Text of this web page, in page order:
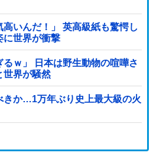
いんだ！」 英高級紙も驚愕し
に世界が衝撃
ｗ」 日本は野生動物の喧嘩さ
世界が騒然
きか…1万年ぶり史上最大級の火